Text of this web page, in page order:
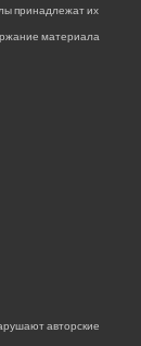
принадлежат их
материала
авторские